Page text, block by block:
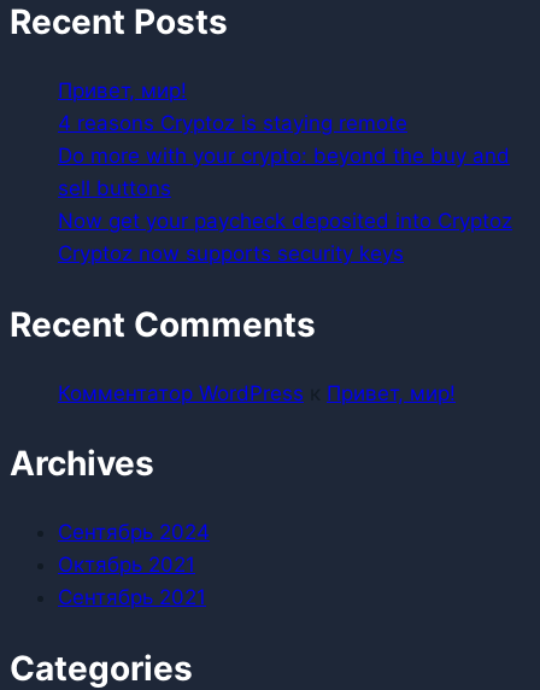
Recent Posts
Привет, мир!
4 reasons Cryptoz is staying remote
Do more with your crypto: beyond the buy and
sell buttons
Now get your paycheck deposited into Cryptoz
Cryptoz now supports security keys
Recent Comments
Комментатор WordPress Привет, мир!
Archives
Сентябрь 2024
Октябрь 2021
Сентябрь 2021
Categories